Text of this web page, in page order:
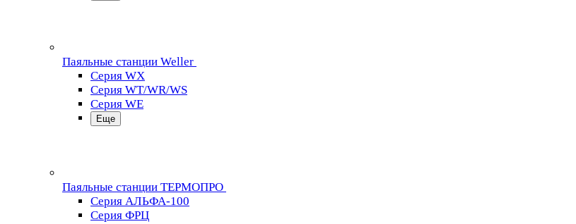
Паяльные станции Weller
Серия WX
Серия WT/WR/WS
Серия WE
Еще
Паяльные станции ТЕРМОПРО
Серия АЛЬФА-100
Серия ФРЦ